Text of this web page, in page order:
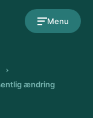
Menu
ændring